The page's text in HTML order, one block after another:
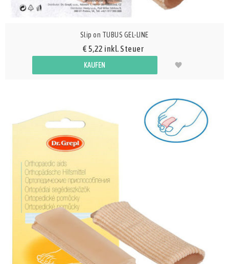
Slip on TUBUS GEL-LINE
€ 5,22 inkl. Steuer
KAUFEN